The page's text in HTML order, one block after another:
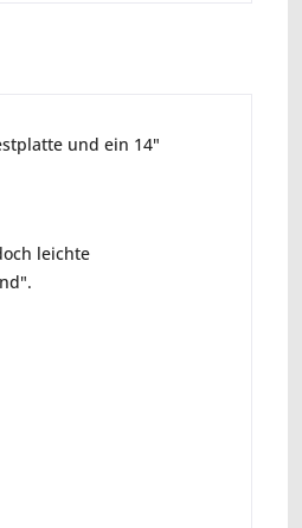
und ein 14"
leichte